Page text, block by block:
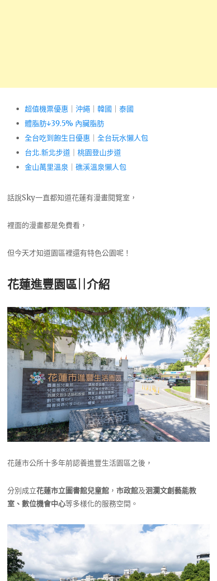
超值機票優惠 沖繩 韓國
泰國
體脂肪↓39.5% 內臟脂肪
全台吃到飽生日優惠
全台玩水懶人包
台北.新北步道
桃園登山步道
金山萬里溫泉
礁溪溫泉懶人包
話說Sky一直都知道花蓮有漫畫閱覽室，
裡面的漫畫都是免費看，
但今天才知道園區裡還有特色公園呢！
花蓮進豐園區||介紹
花蓮市公所十多年前認養進豐生活園區之後，
分別成立花蓮市立圖書館兒童館 ， 市政館及洄瀾文創藝能教
室、數位機會中心等多樣化的服務空間。